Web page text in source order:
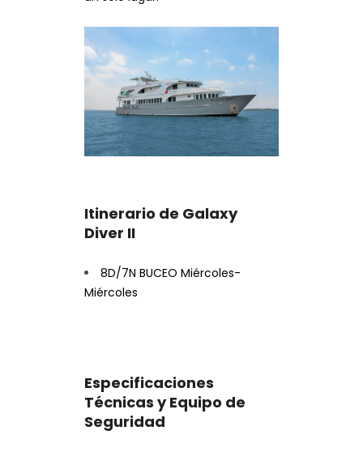
Itinerario de Galaxy
Diver II
8D/7N BUCEO Miércoles-
Miércoles
Especificaciones
Técnicas y Equipo de
Seguridad